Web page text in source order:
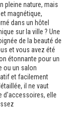
pleine nature, mais
magnétique,
dans un hôtel
sur la ville ? Une
de la beauté de
et vous avez été
étonnante pour un
ou un salon
et facilement
il ne vaut
d'accessoires, elle